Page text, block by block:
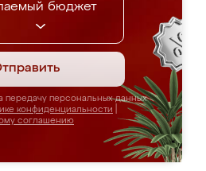
бюджет
передачу персональных данных
конфиденциальности
соглашению